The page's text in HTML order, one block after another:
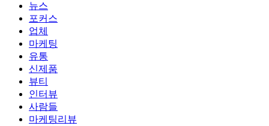
뉴스
포커스
업체
마케팅
유통
신제품
뷰티
인터뷰
사람들
마케팅리뷰